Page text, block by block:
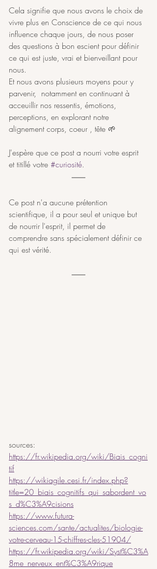
Cela signifie que nous avons le choix de
vivre plus en Conscience de ce qui nous
influence chaque jours, de nous poser
des questions à bon escient pour définir
ce qui est juste, vrai et bienveillant pour
nous.
Et nous avons plusieurs moyens pour y
parvenir,  notamment en continuant à
acceuillir nos ressentis, émotions,
perceptions, en explorant notre
alignement corps, coeur , tête 🌱
J'espère que ce post a nourri votre esprit
et titillé votre #curiosité.
Ce post n'a aucune prétention
scientifique, il a pour seul et unique but
de nourrir l'esprit, il permet de
comprendre sans spécialement définir ce
qui est vérité.
sources:
https://fr.wikipedia.org/wiki/Biais_cogni
tif
https://wikiagile.cesi.fr/index.php?
title=20_biais_cognitifs_qui_sabordent_vo
s_d%C3%A9cisions
https://www.futura-
sciences.com/sante/actualites/biologie-
votre-cerveau-15-chiffres-cles-51904/
https://fr.wikipedia.org/wiki/Syst%C3%A
8me_nerveux_ent%C3%A9rique